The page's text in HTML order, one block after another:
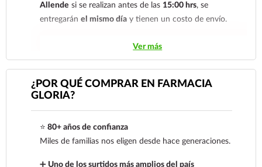
Allende si se realizan antes de las 15:00 hrs, se
entregaránel mismo día y tienen un costo de envío.
Los pedidos de otras localidades se envían mediante
.Sólo hacemos envíos en el territorio
nacional.
económica. En la tarifa nacional al día siguiente, los
pedidos deben realizarseantes de las 14:00 hrs.El
tiempo de entrega de la tarifa económica es de
Ver más
¿POR QUÉ COMPRAR EN FARMACIA
GLORIA?
⭐ 80+ años de confianza
Miles de familias nos eligen desde hace generaciones.
➕ Uno de los surtidos más amplios del país